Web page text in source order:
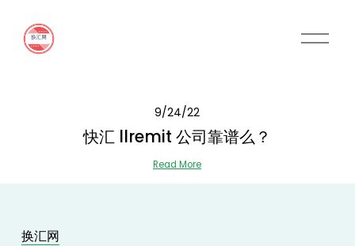
O
9/24/22
快汇 llremit 公司靠谱么？
Read More
换汇网